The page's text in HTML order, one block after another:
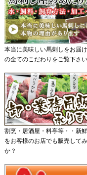
本当に美味しい馬刺しをお届
の全てのこだわりをご覧下さい
割烹・居酒屋・料亭等・・新
をお客様のお店でも販売して
か？